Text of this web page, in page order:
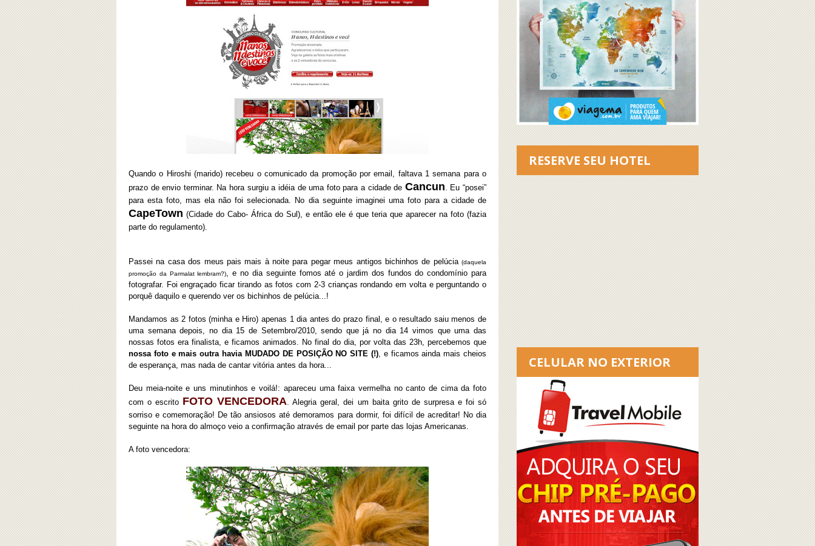
Quando o Hiroshi (marido) recebeu o comunicado da promoção por email, faltava 1 semana para o
prazo de envio terminar. Na hora surgiu a idéia de uma foto para a cidade de Cancun . Eu “posei”
para esta foto, mas ela não foi selecionada. No dia seguinte imaginei uma foto para a cidade de
CapeTown (Cidade do Cabo- África do Sul), e então ele é que teria que aparecer na foto (fazia
parte do regulamento).
Passei na casa dos meus pais mais à noite para pegar meus antigos bichinhos de pelúcia (daquela
promoção da Parmalat lembram?)
, e no dia seguinte fomos até o jardim dos fundos do condomínio para
fotografar. Foi engraçado ficar tirando as fotos com 2-3 crianças rondando em volta e perguntando o
porquê daquilo e querendo ver os bichinhos de pelúcia...!
Mandamos as 2 fotos (minha e Hiro) apenas 1 dia antes do prazo final, e o resultado saiu menos de
uma semana depois, no dia 15 de Setembro/2010, sendo que já no dia 14 vimos que uma das
nossas fotos era finalista, e ficamos animados. No final do dia, por volta das 23h, percebemos que
nossa foto e mais outra havia MUDADO DE POSIÇÃO NO SITE (!), e ficamos ainda mais cheios
de esperança, mas nada de cantar vitória antes da hora...
Deu meia-noite e uns minutinhos e voilá!: apareceu uma faixa vermelha no canto de cima da foto
com o escrito FOTO VENCEDORA . Alegria geral, dei um baita grito de surpresa e foi só
sorriso e comemoração! De tão ansiosos até demoramos para dormir, foi difícil de acreditar! No dia
seguinte na hora do almoço veio a confirmação através de email por parte das lojas Americanas.
A foto vencedora:
RESERVE SEU HOTEL
CELULAR NO EXTERIOR